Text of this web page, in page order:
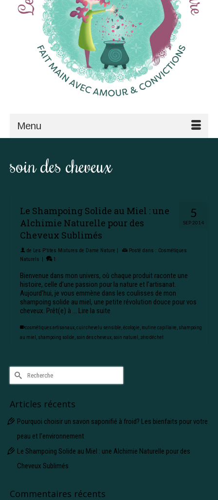
Menu
soin des cheveux
5
SEP 2014
Le Shampoing Solide au Miel : une
Alchimie Naturelle pour des
Cheveux Sublimés
de Les P'tites Mixtures de Dame Nature | Posté dans : Cosmétiques
Naturels | 1
Bienvenue dans mon univers, où chaque produit raconte une
histoire, celle d’une passion pour la nature et l’artisanat.
Aujourd’hui, je vous emmène dans les coulisses de mon
shampoing solide au miel, une petite révolution douce pour vos
cheveux. Prêt(e) à … Lire la suite
cosmétiques artisanaux cuir chevelu sensible écologie routine capillaire shampoing
au miel
shampoing solide soin des cheveux soin naturel zéro déchet
Rechercher :
Articles récents
Pourquoi choisir un savon saponifié à froid? Les bienfaits pour votre
peau et l’environnement
Le Shampoing Solide au Miel : une Alchimie Naturelle pour des
Cheveux Sublimés
Commentaires récents